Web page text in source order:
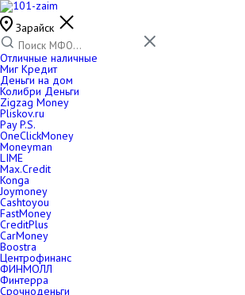
Зарайск
Отличные наличные
Миг Кредит
Деньги на дом
Колибри Деньги
Zigzag Money
Pliskov.ru
Pay P.S.
OneClickMoney
Moneyman
LIME
Max.Credit
Konga
Joymoney
Cashtoyou
FastMoney
CreditPlus
CarMoney
Boostra
Центрофинанс
ФИНМОЛЛ
Финтерра
Срочноденьги